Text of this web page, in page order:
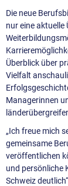
Die neue
nur eine aktuelle
Überblick über
Vielfalt
Managerinnen
„Ich freue mich
gemeinsame
veröffentlichen
und persönliche
Schweiz